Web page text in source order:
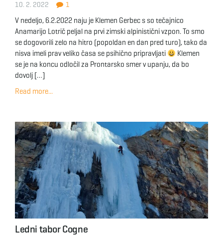
o
n
10. 2. 2022 1
V nedeljo, 6.2.2022 naju je Klemen Gerbec s so tečajnico
Anamarijo Lotrič peljal na prvi zimski alpinistični vzpon. To smo
se dogovorili zelo na hitro (popoldan en dan pred turo), tako da
nisva imeli prav veliko časa se psihično pripravljati
Klemen
se je na koncu odločil za Prontarsko smer v upanju, da bo
dovolj […]
Read more...
Ledni tabor Cogne